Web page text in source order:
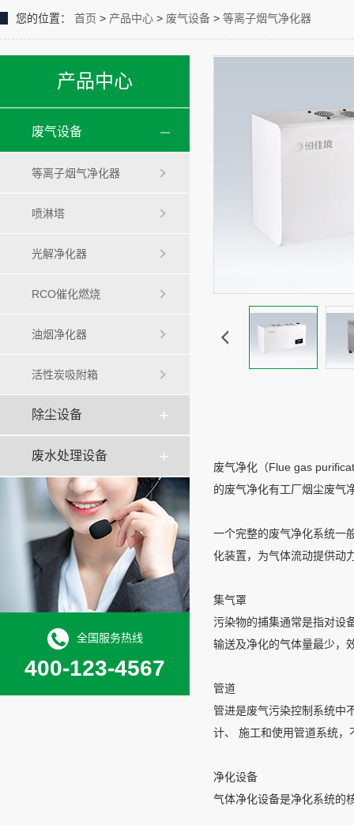
您的位置： 首页 > 产品中心 > 废气设备 > 等离子烟气净化器
产品中心
废气设备
等离子烟气净化器
喷淋塔
光解净化器
RCO催化燃烧
油烟净化器
活性炭吸附箱
除尘设备
废水处理设备
全国服务热线
400-123-4567
废气净化（Flue gas
的废气净化有工厂烟尘废气
一个完整的废气净化系统一
化装置，为气体流动提供动
集气罩
污染物的捕集通常是指对设
输送及净化的气体量最少，
管道
管进是废气污染控制系统中
计、 施工和使用管道系统
净化设备
气体净化设备是净化系统的